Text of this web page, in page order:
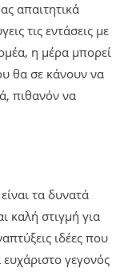
απαιτητικά
τις εντάσεις με
η μέρα μπορεί
θα σε κάνουν να
πιθανόν να
τα δυνατά
καλή στιγμή για
ιδέες που
γεγονός